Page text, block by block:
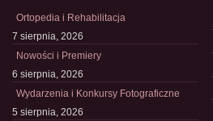
Ortopedia i Rehabilitacja
7 sierpnia, 2026
Nowości i Premiery
6 sierpnia, 2026
Wydarzenia i Konkursy Fotograficzne
5 sierpnia, 2026